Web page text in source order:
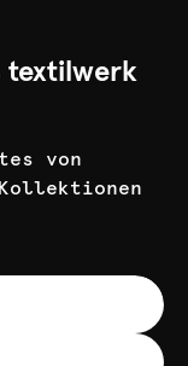
textilwerk
von